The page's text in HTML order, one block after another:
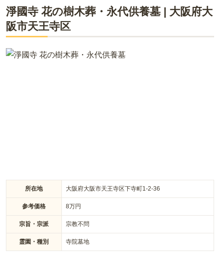
宅街に位置しているため、暖かい日差しと自然の息吹をゆった
り感じることができる空間です。 自然に溢れた落ち着いた雰囲
気の寺院墓地です。静かな住宅街の中にあります。穏やかな空
込み園内を明るく照らします。区画は一般墓地です。宗教は自
口コミをすべて見る（ 1 件）
淨國寺 花の樹木葬・永代供養墓 大阪府大
阪市天王寺区
所在地 大阪府大阪市天王寺区下寺町1-2-36
参考価格 8万円
宗旨・宗派 宗教不問
霊園・種別 寺院墓地